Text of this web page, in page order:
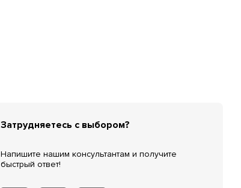
Затрудняетесь с выбором?
Напишите нашим консультантам и получите
быстрый ответ!